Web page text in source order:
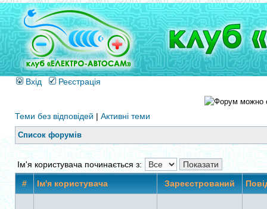
Вхід Реєстрація
Теми без відповідей | Активні теми
Список форумів
Ім'я користувача починається з:
#
Ім'я користувача Зареєстрований